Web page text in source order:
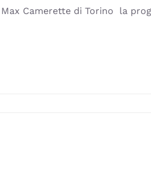
Camerette di Torino la